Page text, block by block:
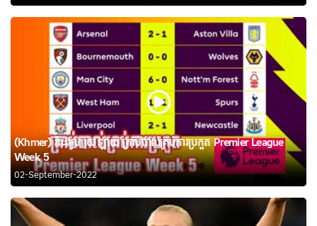
(Khmer) វីដេអូហាយឡាយ គ្រាប់បាល់គ្រប់ការប្រកួត Premier League
Week 5
02-September-2022